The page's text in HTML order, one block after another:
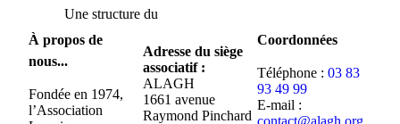
Une structure du
À propos de
nous...
Fondée en 1974,
l’Association
Adresse du siège
associatif :
ALAGH
1661 avenue
Raymond Pinchard
Coordonnées
Téléphone : 03 83
93 49 99
E-mail :
contact@alagh.org